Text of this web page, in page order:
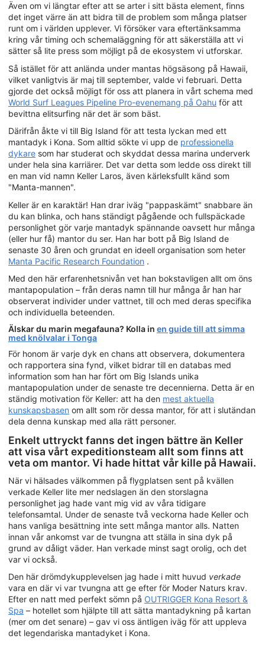
Även om vi längtar efter att se arter i sitt bästa element, finns
det inget värre än att bidra till de problem som många platser
runt om i världen upplever. Vi försöker vara eftertänksamma
kring vår timing och schemaläggning för att säkerställa att vi
sätter så lite press som möjligt på de ekosystem vi utforskar.
Så istället för att anlända under mantas högsäsong på Hawaii,
vilket vanligtvis är maj till september, valde vi februari. Detta
gjorde det också möjligt för oss att planera in vårt schema med
World Surf Leagues Pipeline Pro-evenemang på Oahu för att
bevittna elitsurfing när det är som bäst.
Därifrån åkte vi till Big Island för att testa lyckan med ett
mantadyk i Kona. Som alltid sökte vi upp de professionella
dykare som har studerat och skyddat dessa marina underverk
under hela sina karriärer. Det var detta som ledde oss direkt till
en man vid namn Keller Laros, även kärleksfullt känd som
"Manta-mannen".
Keller är en karaktär! Han drar iväg "pappaskämt" snabbare än
du kan blinka, och hans ständigt pågående och fullspäckade
personlighet gör varje mantadyk spännande oavsett hur många
(eller hur få) mantor du ser. Han har bott på Big Island de
senaste 30 åren och grundat en ideell organisation som heter
Manta Pacific Research Foundation .
Med den här erfarenhetsnivån vet han bokstavligen allt om öns
mantapopulation – från deras namn till hur många år han har
observerat individer under vattnet, till och med deras specifika
och individuella beteenden.
Älskar du marin megafauna? Kolla in en guide till att simma
med knölvalar i Tonga
För honom är varje dyk en chans att observera, dokumentera
och rapportera sina fynd, vilket bidrar till en databas med
information som han har fört om Big Islands unika
mantapopulation under de senaste tre decennierna. Detta är en
ständig motivation för Keller: att ha den mest aktuella
kunskapsbasen om allt som rör dessa mantor, för att i slutändan
dela denna kunskap med alla rätt personer.
Enkelt uttryckt fanns det ingen bättre än Keller
att visa vårt expeditionsteam allt som finns att
veta om mantor. Vi hade hittat vår kille på Hawaii.
När vi hälsades välkommen på flygplatsen sent på kvällen
verkade Keller lite mer nedslagen än den storslagna
personlighet jag hade vant mig vid av våra tidigare
telefonsamtal. Under de senaste två veckorna hade Keller och
hans vanliga besättning inte sett många mantor alls. Natten
innan vår ankomst var de tvungna att ställa in sina dyk på
grund av dåligt väder. Han verkade minst sagt orolig, och det
var vi också.
Den här drömdykupplevelsen jag hade i mitt huvud verkade
vara en där vi var tvungna att ge efter för Moder Naturs krav.
Efter en natt med perfekt sömn på OUTRIGGER Kona Resort &
Spa – hotellet som hjälpte till att sätta mantadykning på kartan
(mer om det senare) – gav vi oss äntligen iväg för att uppleva
det legendariska mantadyket i Kona.